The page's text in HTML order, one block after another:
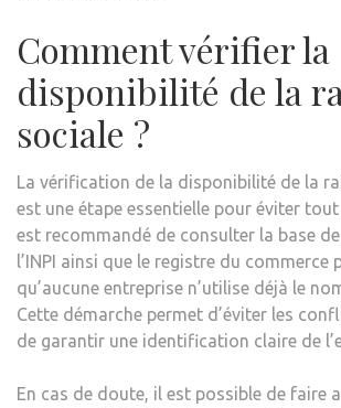
Comment vérifier la
disponibilité de la
sociale ?
La vérification de la disponibilité de la
est une étape essentielle pour éviter tout
est recommandé de consulter la base
l’INPI ainsi que le registre du commerce
qu’aucune entreprise n’utilise déjà le
Cette démarche permet d’éviter les
de garantir une identification claire de
En cas de doute, il est possible de faire